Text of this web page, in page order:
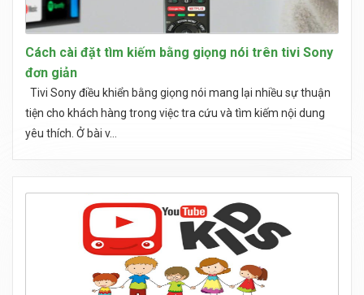
Cách cài đặt tìm kiếm bằng giọng nói trên tivi Sony
đơn giản
Tivi Sony điều khiển bằng giọng nói mang lại nhiều sự thuận
tiện cho khách hàng trong việc tra cứu và tìm kiếm nội dung
yêu thích. Ở bài v...